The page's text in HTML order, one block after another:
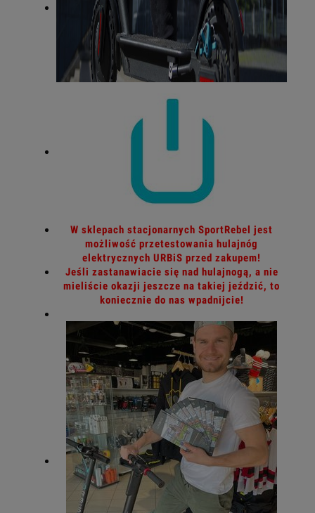
W sklepach stacjonarnych SportRebel jest
możliwość przetestowania hulajnóg
elektrycznych URBiS przed zakupem!
Jeśli zastanawiacie się nad hulajnogą, a nie
mieliście okazji jeszcze na takiej jeździć, to
koniecznie do nas wpadnijcie!